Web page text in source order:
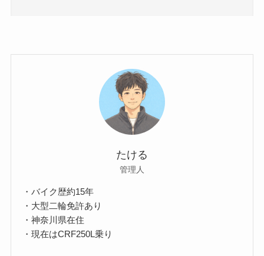
たける
管理人
・バイク歴約15年
・大型二輪免許あり
・神奈川県在住
・現在はCRF250L乗り